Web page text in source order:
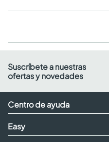
Suscríbete a nuestras
ofertas y novedades
Centro de ayuda
Easy